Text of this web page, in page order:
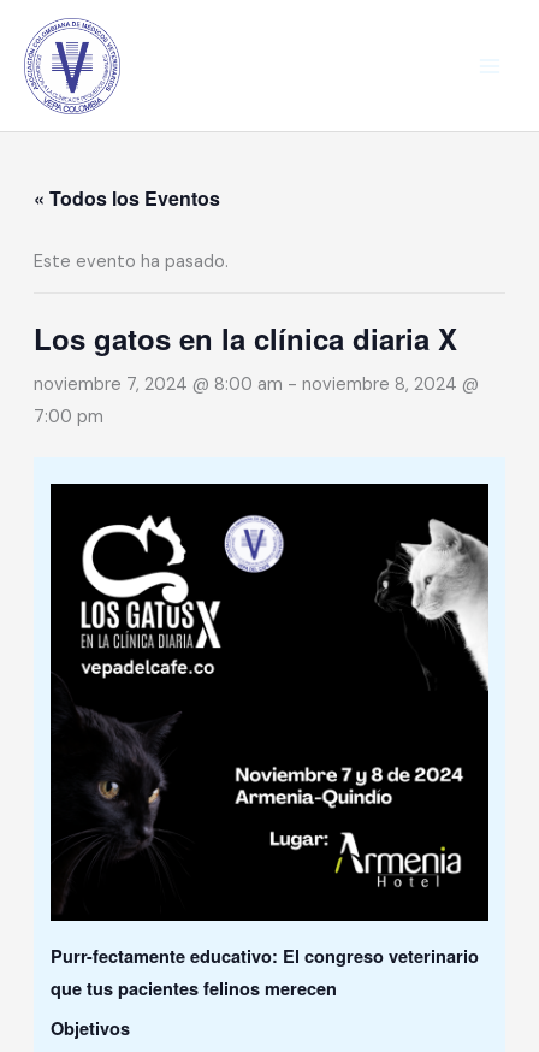
contenido
« Todos los Eventos
Este evento ha pasado.
Los gatos en la clínica diaria X
noviembre 7, 2024 @ 8:00 am - noviembre 8, 2024 @
7:00 pm
Purr-fectamente educativo: El congreso veterinario
que tus pacientes felinos merecen
Objetivos